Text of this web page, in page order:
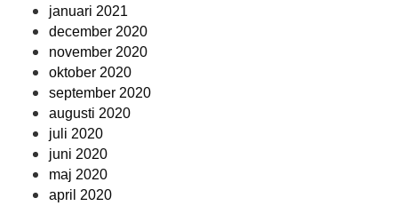
januari 2021
december 2020
november 2020
oktober 2020
september 2020
augusti 2020
juli 2020
juni 2020
maj 2020
april 2020